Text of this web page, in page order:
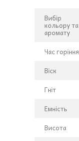
Вибір
кольору та
аромату
Час горіння
Віск
Гніт
Емність
Висота